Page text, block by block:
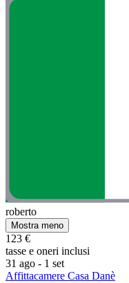
roberto
Mostra meno
123 €
tasse e oneri inclusi
31 ago - 1 set
Affittacamere Casa Danè